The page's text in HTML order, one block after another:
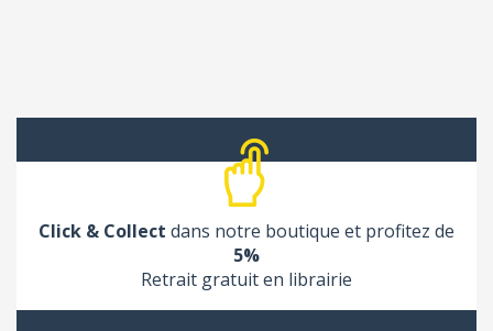
Click & Collect dans notre boutique et profitez de
5%
Retrait gratuit en librairie